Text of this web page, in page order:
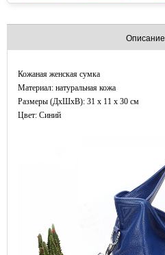
Описание
Кожаная женская сумка
Материал: натуральная кожа
Размеры (ДxШхВ): 31 x 11 x 30 см
Цвет: Синий